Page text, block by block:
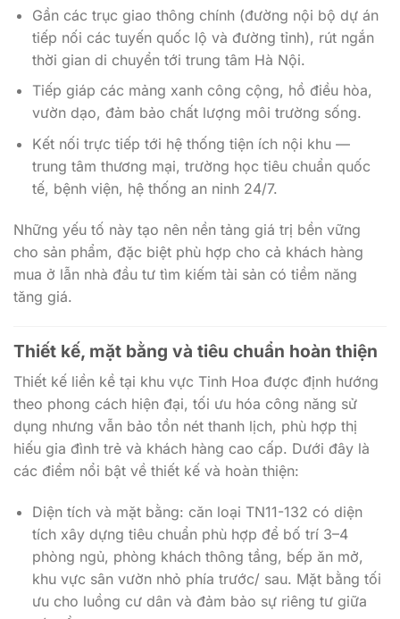
Gần các trục giao thông chính (đường nội bộ dự án
tiếp nối các tuyến quốc lộ và đường tỉnh), rút ngắn
thời gian di chuyển tới trung tâm Hà Nội.
Tiếp giáp các mảng xanh công cộng, hồ điều hòa,
vườn dạo, đảm bảo chất lượng môi trường sống.
Kết nối trực tiếp tới hệ thống tiện ích nội khu —
trung tâm thương mại, trường học tiêu chuẩn quốc
tế, bệnh viện, hệ thống an ninh 24/7.
Những yếu tố này tạo nên nền tảng giá trị bền vững
cho sản phẩm, đặc biệt phù hợp cho cả khách hàng
mua ở lẫn nhà đầu tư tìm kiếm tài sản có tiềm năng
tăng giá.
Thiết kế, mặt bằng và tiêu chuẩn hoàn thiện
Thiết kế liền kề tại khu vực Tinh Hoa được định hướng
theo phong cách hiện đại, tối ưu hóa công năng sử
dụng nhưng vẫn bảo tồn nét thanh lịch, phù hợp thị
hiếu gia đình trẻ và khách hàng cao cấp. Dưới đây là
các điểm nổi bật về thiết kế và hoàn thiện:
Diện tích và mặt bằng: căn loại TN11-132 có diện
tích xây dựng tiêu chuẩn phù hợp để bố trí 3–4
phòng ngủ, phòng khách thông tầng, bếp ăn mở,
khu vực sân vườn nhỏ phía trước/ sau. Mặt bằng tối
ưu cho luồng cư dân và đảm bảo sự riêng tư giữa